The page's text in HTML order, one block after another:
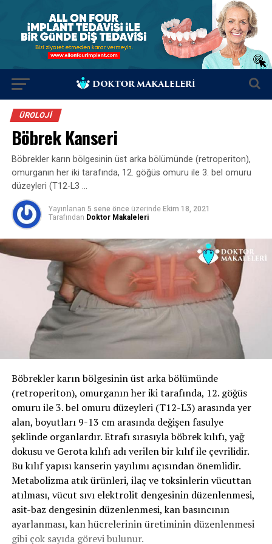
ÜROLOJI
Böbrek Kanseri
Böbrekler karın bölgesinin üst arka bölümünde (retroperiton),
omurganın her iki tarafında, 12. göğüs omuru ile 3. bel omuru
düzeyleri (T12-L3 …
Yayınlanan 5 sene önce üzerinde Ekim 18, 2021
Tarafından Doktor Makaleleri
Böbrekler karın bölgesinin üst arka bölümünde
(retroperiton), omurganın her iki tarafında, 12. göğüs
omuru ile 3. bel omuru düzeyleri (T12-L3) arasında yer
alan, boyutları 9-13 cm arasında değişen fasulye
şeklinde organlardır. Etrafı sırasıyla böbrek kılıfı, yağ
dokusu ve Gerota kılıfı adı verilen bir kılıf ile çevrilidir.
Bu kılıf yapısı kanserin yayılımı açısından önemlidir.
Metabolizma atık ürünleri, ilaç ve toksinlerin vücuttan
atılması, vücut sıvı elektrolit dengesinin düzenlenmesi,
asit-baz dengesinin düzenlenmesi, kan basıncının
ayarlanması, kan hücrelerinin üretiminin düzenlenmesi
gibi çok sayıda görevi bulunur.